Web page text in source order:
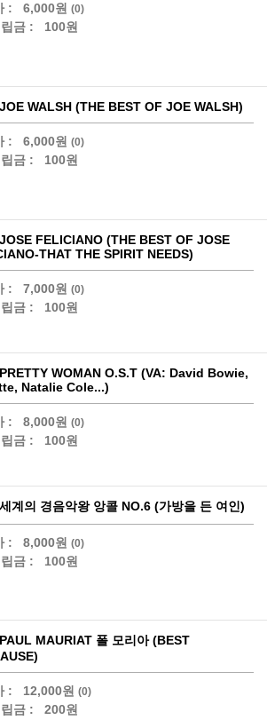
: 6,000원 (0)
금 : 100원
WALSH (THE BEST OF JOE WALSH)
: 6,000원 (0)
금 : 100원
FELICIANO (THE BEST OF JOSE
THAT THE SPIRIT NEEDS)
: 7,000원 (0)
금 : 100원
WOMAN O.S.T (VA: David Bowie,
Natalie Cole...)
: 8,000원 (0)
금 : 100원
계의 경음악왕 앙콜 NO.6 (가방을 든 여인)
: 8,000원 (0)
금 : 100원
MAURIAT 폴 모리아 (BEST
: 12,000원 (0)
금 : 200원